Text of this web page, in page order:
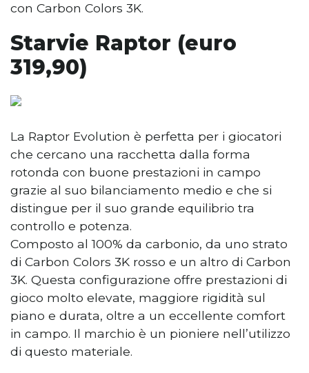
con Carbon Colors 3K.
Starvie Raptor (euro
319,90)
La Raptor Evolution è perfetta per i giocatori
che cercano una racchetta dalla forma
rotonda con buone prestazioni in campo
grazie al suo bilanciamento medio e che si
distingue per il suo grande equilibrio tra
controllo e potenza.
Composto al 100% da carbonio, da uno strato
di Carbon Colors 3K rosso e un altro di Carbon
3K. Questa configurazione offre prestazioni di
gioco molto elevate, maggiore rigidità sul
piano e durata, oltre a un eccellente comfort
in campo. Il marchio è un pioniere nell’utilizzo
di questo materiale.